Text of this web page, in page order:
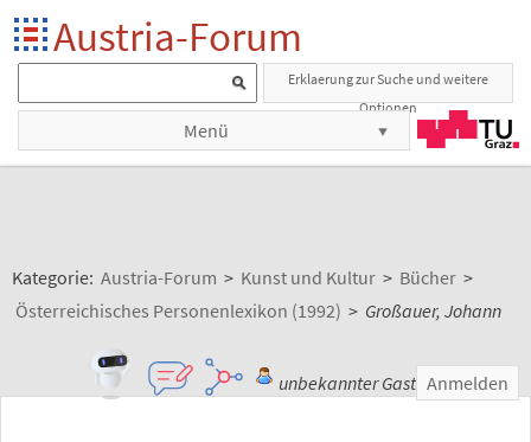
Austria-Forum
Erklaerung zur Suche und weitere
Optionen
Menü
Kategorie: Austria-Forum > Kunst und Kultur > Bücher >
Österreichisches Personenlexikon (1992) > Großauer, Johann
unbekannter Gast Anmelden